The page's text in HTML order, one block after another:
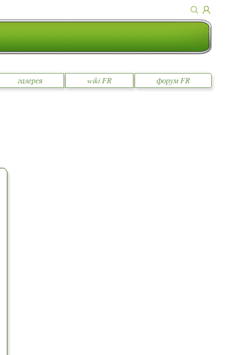
галерея wiki FR форум FR